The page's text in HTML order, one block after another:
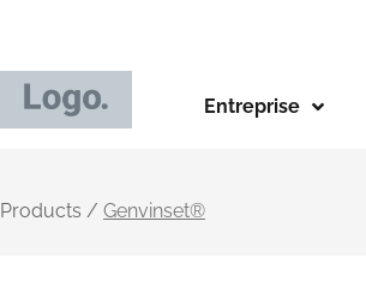
Entreprise
Products / Genvinset®